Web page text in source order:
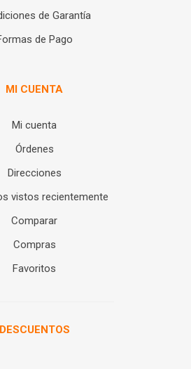
de Garantía
de Pago
MI CUENTA
Mi cuenta
Órdenes
Direcciones
vistos recientemente
Comparar
Compras
Favoritos
DESCUENTOS